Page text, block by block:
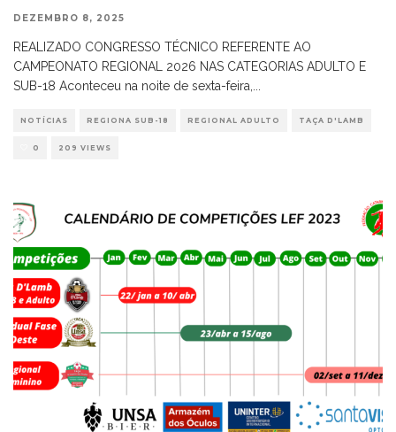
DEZEMBRO 8, 2025
REALIZADO CONGRESSO TÉCNICO REFERENTE AO
CAMPEONATO REGIONAL 2026 NAS CATEGORIAS ADULTO E
SUB-18 Aconteceu na noite de sexta-feira,
NOTÍCIAS REGIONA SUB-18 REGIONAL ADULTO TAÇA D'LAMB
0 209 VIEWS